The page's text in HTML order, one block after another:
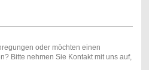
oder möchten einen
Bitte nehmen Sie Kontakt mit uns auf,